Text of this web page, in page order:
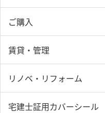
ご購入
賃貸・管理
リノベ・リフォーム
宅建士証用カバーシール